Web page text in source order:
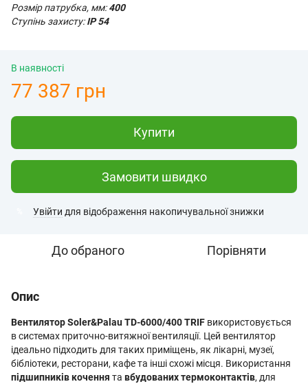
Розмір патрубка, мм:400
Ступінь захисту:IP 54
В наявності
77 387 грн
Купити
Замовити швидко
Увійти для відображення накопичувальної знижки
До обраного Порівняти
Опис
Вентилятор Soler&Palau TD-6000/400 TRIF використовується
в системах приточно-витяжної вентиляції. Цей вентилятор
ідеально підходить для таких приміщень, як лікарні, музеї,
бібліотеки, ресторани, кафе та інші схожі місця. Використання
підшипників кочення та вбудованих термоконтактів, для